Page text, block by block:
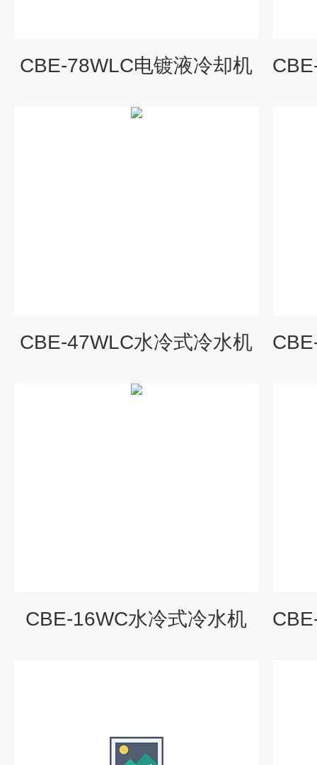
CBE-78WLC电镀液冷却机
CBE-47WLC水冷式冷水机
CBE-16WC水冷式冷水机